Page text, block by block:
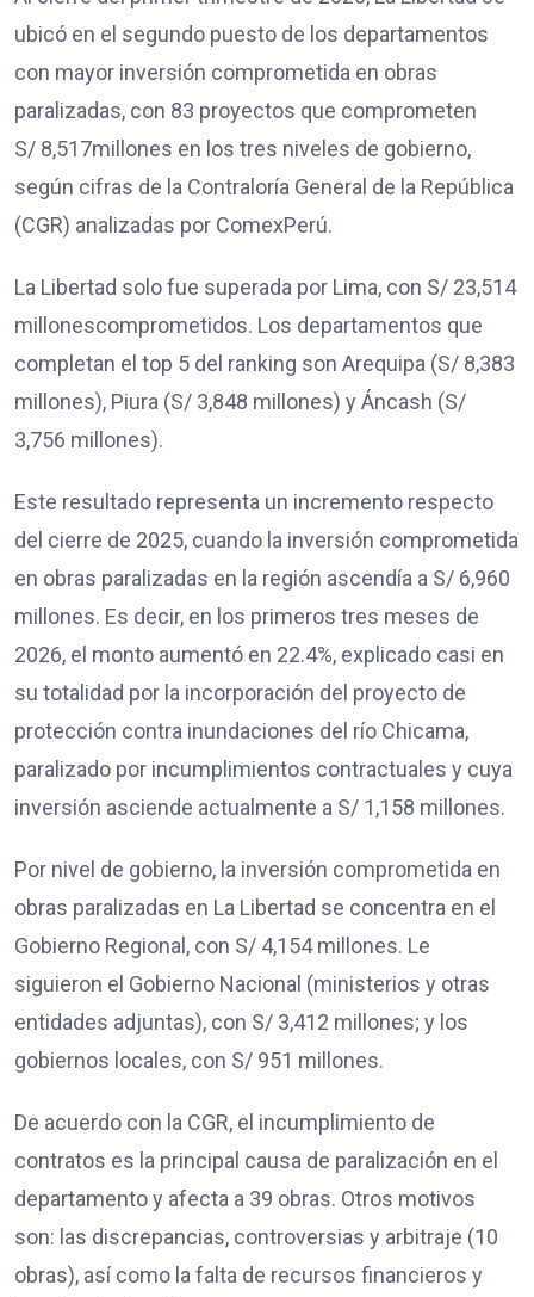
ubicó en el segundo puesto de los departamentos
con mayor inversión comprometida en obras
paralizadas, con 83 proyectos que comprometen
S/ 8,517millones en los tres niveles de gobierno,
según cifras de la Contraloría General de la República
(CGR) analizadas por ComexPerú.
La Libertad solo fue superada por Lima, con S/ 23,514
millonescomprometidos. Los departamentos que
completan el top 5 del ranking son Arequipa (S/ 8,383
millones), Piura (S/ 3,848 millones) y Áncash (S/
3,756 millones).
Este resultado representa un incremento respecto
del cierre de 2025, cuando la inversión comprometida
en obras paralizadas en la región ascendía a S/ 6,960
millones. Es decir, en los primeros tres meses de
2026, el monto aumentó en 22.4%, explicado casi en
su totalidad por la incorporación del proyecto de
protección contra inundaciones del río Chicama,
paralizado por incumplimientos contractuales y cuya
inversión asciende actualmente a S/ 1,158 millones.
Por nivel de gobierno, la inversión comprometida en
obras paralizadas en La Libertad se concentra en el
Gobierno Regional, con S/ 4,154 millones. Le
siguieron el Gobierno Nacional (ministerios y otras
entidades adjuntas), con S/ 3,412 millones; y los
gobiernos locales, con S/ 951 millones.
De acuerdo con la CGR, el incumplimiento de
contratos es la principal causa de paralización en el
departamento y afecta a 39 obras. Otros motivos
son: las discrepancias, controversias y arbitraje (10
obras), así como la falta de recursos financieros y